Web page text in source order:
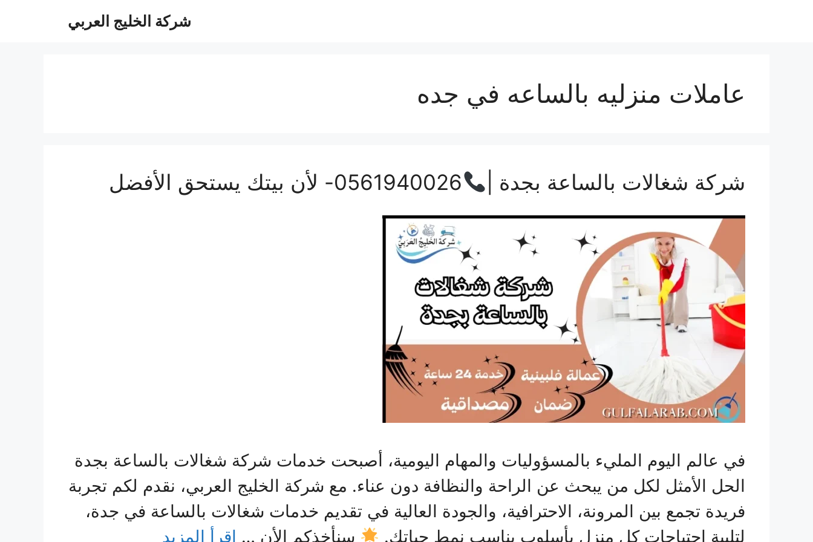
شركة الخليج العربي
عاملات منزليه بالساعه في جده
شركة شغالات بالساعة بجدة | 0561940026- لأن بيتك يستحق الأفضل
في عالم اليوم المليء بالمسؤوليات والمهام اليومية، أصبحت خدمات شركة شغالات بالساعة بجدة
الحل الأمثل لكل من يبحث عن الراحة والنظافة دون عناء. مع شركة الخليج العربي، نقدم لكم تجربة
فريدة تجمع بين المرونة، الاحترافية، والجودة العالية في تقديم خدمات شغالات بالساعة في جدة،
لتلبية احتياجات كل منزل بأسلوب يناسب نمط حياتك.
سنأخذكم الأن … اقرأ المزيد